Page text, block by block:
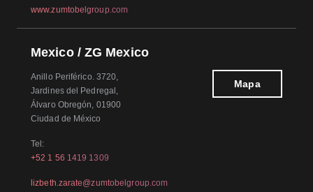
www.zumtobelgroup.com
Mexico / ZG Mexico
Anillo Periférico. 3720,
Jardines del Pedregal,
Álvaro Obregón, 01900
Ciudad de México
Mapa
Tel:
+52 1 56 1419 1309
lizbeth.zarate@zumtobelgroup.com